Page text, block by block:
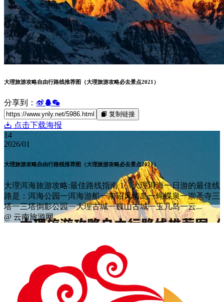
大理旅游攻略自由行路线推荐图（大理旅游攻略必去景点2021）
分享到：
复制链接
点击下载海报
14
2026/01
大理旅游攻略自由行路线推荐图（大理旅游攻略必去景点2021）
大理洱海旅游攻略:最佳路线指南 1、大理洱海一日游的最佳线
路是：洱海公园一洱海游船一南诏风情岛一蝴蝶泉一崇圣寺三
塔一三塔倒影公园一大理古城一巍山古城一玉几岛一云...
@ 云南旅游网